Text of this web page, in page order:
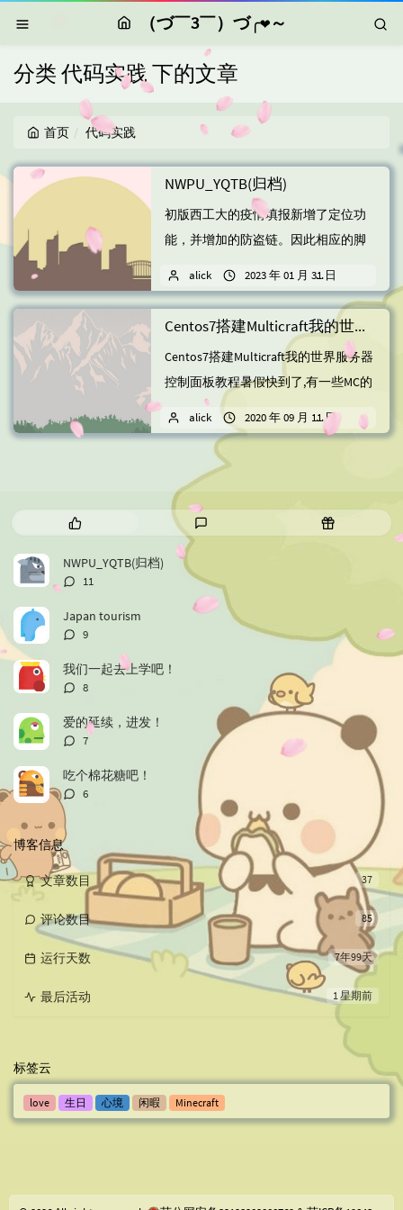
（づ￣3￣）づ╭❤～
分类 代码实践 下的文章
首页 代码实践
NWPU_YQTB(归档)
初版西工大的疫情填报新增了定位功
能，并增加的防盗链。因此相应的脚
#!/usr...
alick 2023 年 01 月 31 日
Centos7搭建Multicraft我的世界服务器控制面板教程
Centos7搭建Multicraft我的世界服务器
控制面板教程暑假快到了,有一些MC的
玩家想搭建国际版...
alick 2020 年 09 月 11 日 2 条评
热
文
章
新
随
机
NWPU_YQTB(归档)
评
数：
11
Japan tourism
评
数：
9
我们一起去上学吧！
评
数：
8
爱的延续，进发！
评
数：
7
吃个棉花糖吧！
评
6
博客信息
37
文章数目
85
评论数目
7年99天
运行天数
1 星期前
最后活动
标签云
love 生日 心境 闲暇 Minecraft